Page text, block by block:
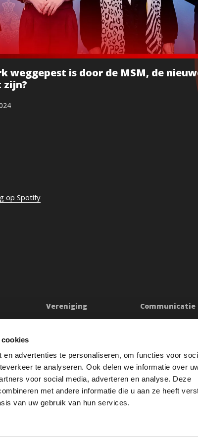
en advertenties te personaliseren, om functies voor
te analyseren. Ook delen we informatie over
voor social media, adverteren en analyse. Deze
met andere informatie die u aan ze heeft
van uw gebruik van hun services.
weggepest is door de MSM, de
zijn?
op Spotify
Vereniging
Bestuur
Jaarverslag
Redactiestatuut
Openbare registers
Communicatie
Persberichten &
Oeps